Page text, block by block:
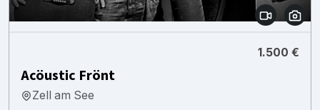
1.500 €
Acöustic Frönt
Zell am See